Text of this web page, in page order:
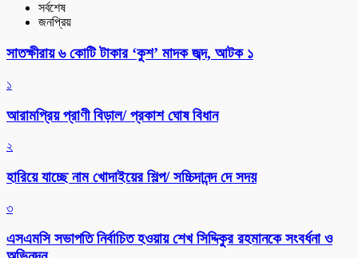
সর্বশেষ
জনপ্রিয়
সাতক্ষীরায় ৬ কোটি টাকার ‘কুশ’ মাদক জব্দ, আটক ১
১
আরামপ্রিয় প্রাণী বিড়াল/ প্রকাশ ঘোষ বিধান
২
হারিয়ে যাচ্ছে নাম খোদাইয়ের শিল্প/ সচ্চিদানন্দ দে সদয়
৩
এসএমসি সভাপতি নির্বাচিত হওয়ায় শেখ সিদ্দিকুর রহমানকে সংবর্ধনা ও